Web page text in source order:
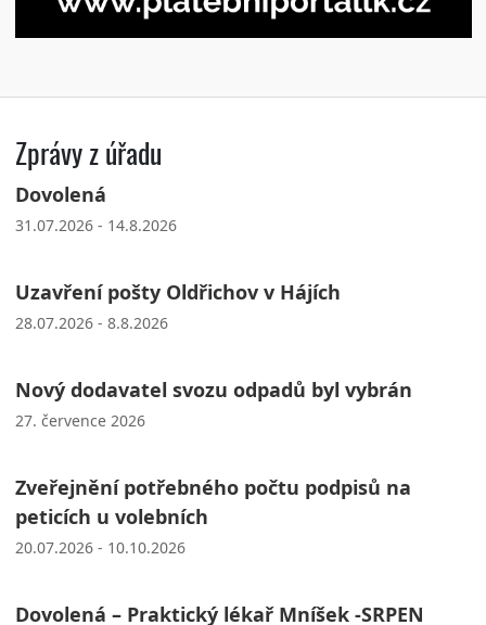
Zprávy z úřadu
Dovolená
31.07.2026 - 14.8.2026
Uzavření pošty Oldřichov v Hájích
28.07.2026 - 8.8.2026
Nový dodavatel svozu odpadů byl vybrán
27. července 2026
Zveřejnění potřebného počtu podpisů na
peticích u volebních
20.07.2026 - 10.10.2026
Dovolená – Praktický lékař Mníšek -SRPEN